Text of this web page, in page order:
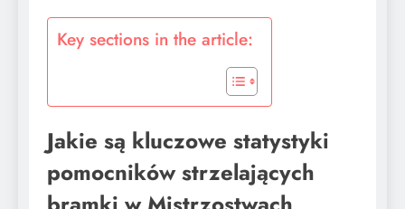
Key sections in the article:
Jakie są kluczowe statystyki
pomocników strzelających